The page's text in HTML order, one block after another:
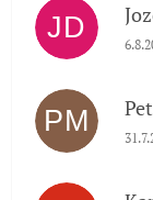
JD
PM